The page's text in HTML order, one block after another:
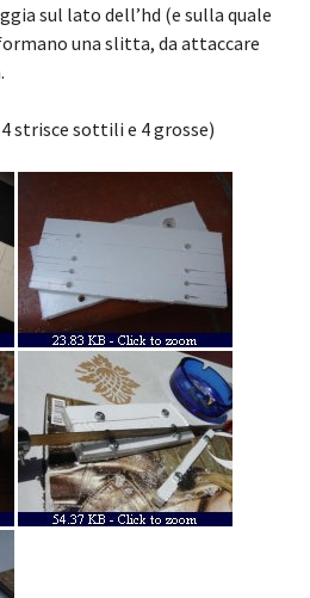
sul lato dell’hd (e sulla quale
una slitta, da attaccare
strisce sottili e 4 grosse)